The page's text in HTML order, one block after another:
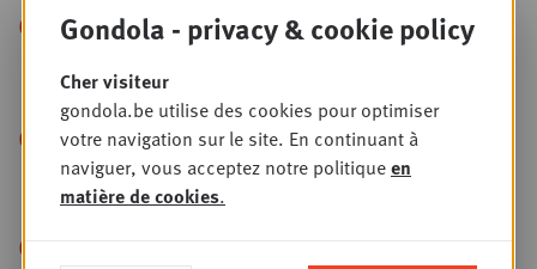
+ PLUS
Paiement électronique : ces
peut ignorer
René van der Zel (XXL Nutrition) : “La
politique actuelle aux Pays-Bas n’est pas
favorable aux entrepreneurs”
Gondola - privacy & cookie policy
Cher visiteur
gondola.be utilise des cookies pour optimiser
votre navigation sur le site. En continuant à
naviguer, vous acceptez notre politiqueen
matière de cookies.